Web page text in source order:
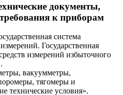
документы,
к приборам
система
Государственная
измерений избыточного
вакуумметры,
тягомеры и
технические условия».